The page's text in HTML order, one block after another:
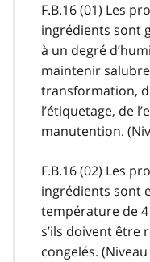
F.B.16 (01) Les
ingrédients sont
à un degré
maintenir
transformation,
l’étiquetage, de
manutention.
F.B.16 (02) Les
ingrédients sont
température de
s’ils doivent être
congelés.